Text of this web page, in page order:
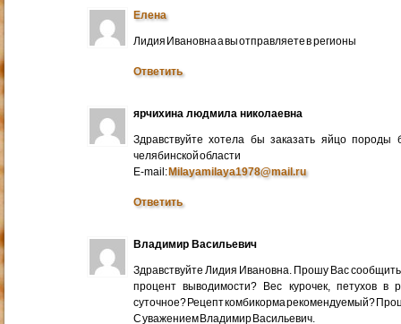
Елена
Лидия Ивановна а вы отправляете в регионы
Ответить
ярчихина людмила николаевна
Здравствуйте хотела бы заказать яйцо
челябинской области
E-mail:Milayamilaya1978@mail.ru
Ответить
Владимир Васильевич
Здравствуйте Лидия Ивановна. Прошу Вас
процент выводимости? Вес курочек, петухов в
суточное? Рецепт комбикорма рекомендуемый?
С уважением Владимир Васильевич.